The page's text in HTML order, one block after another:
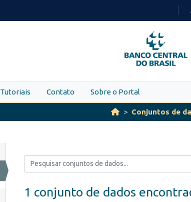
PARA
O
CONTEÚDO
Tutoriais Contato Sobre o Portal
Conjuntos de
1 conjunto de dados